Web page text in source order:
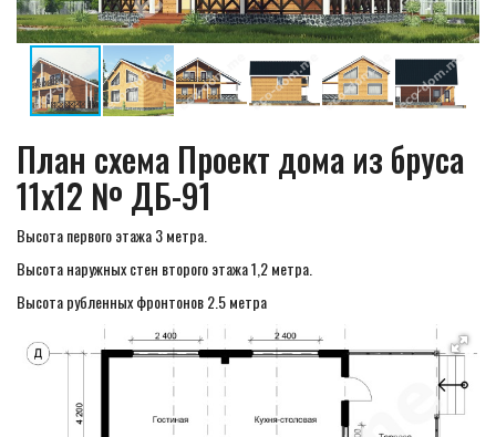
План схема Проект дома из бруса
11х12 № ДБ-91
Высота первого этажа 3 метра.
Высота наружных стен второго этажа 1,2 метра.
Высота рубленных фронтонов 2.5 метра